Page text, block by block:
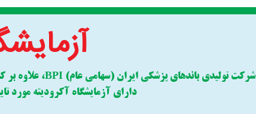
شرکت تولیدی باندهای پزشکی ایران(سهامی عام)BPI، علاوه
دارای آزمایشگاه آکرودیته مورد